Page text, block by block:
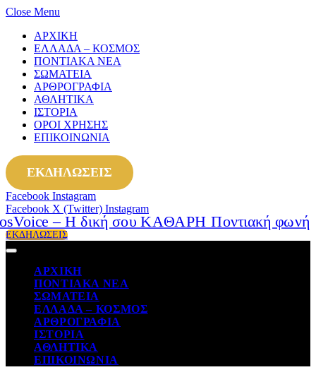
Close Menu
ΑΡΧΙΚΗ
ΕΛΛΑΔΑ – ΚΟΣΜΟΣ
ΠΟΝΤΙΑΚΑ ΝΕΑ
ΣΩΜΑΤΕΙΑ
ΑΡΘΡΟΓΡΑΦΙΑ
ΑΘΛΗΤΙΚΑ
ΙΣΤΟΡΙΑ
ΟΡΟΙ ΧΡΗΣΗΣ
ΕΠΙΚΟΙΝΩΝΙΑ
ΕΚΔΗΛΩΣΕΙΣ
Facebook Instagram
Facebook X (Twitter) Instagram
ΕΚΔΗΛΩΣΕΙΣ
ΑΡΧΙΚΗ
ΠΟΝΤΙΑΚΑ ΝΕΑ
ΣΩΜΑΤΕΙΑ
ΕΛΛΑΔΑ – ΚΟΣΜΟΣ
ΑΡΘΡΟΓΡΑΦΙΑ
ΙΣΤΟΡΙΑ
ΑΘΛΗΤΙΚΑ
ΕΠΙΚΟΙΝΩΝΙΑ